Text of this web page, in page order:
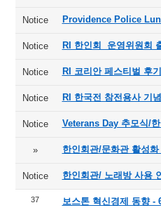
Notice Providence Police
Notice RI 한인회 운영위원회
Notice RI 코리안 페스티벌 후기
Notice RI 한국전 참전용사 기
Notice Veterans Day 추모식/
» 한인회관/문화관 활성화
Notice 한인회관/ 노래방 사용
37 보스톤 혁신경제 동향 -